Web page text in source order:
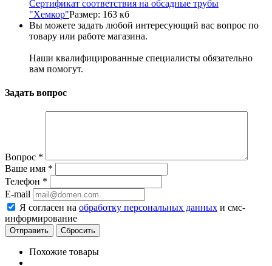
Сертификат соответствия на обсадные трубы
"Хемкор"Размер: 163 кб
Вы можете задать любой интересующий вас вопрос по
товару или работе магазина.
Наши квалифицированные специалисты обязательно
вам помогут.
Задать вопрос
Вопрос *
Ваше имя *
Телефон *
E-mail
Я согласен на обработку персональных данных и смс-
информирование
Сбросить
Похожие товары